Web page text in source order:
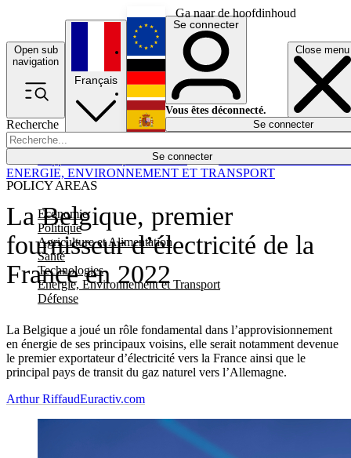
Ga naar de hoofdinhoud
Open sub
navigation
Close menu
Recherche
Se connecter
POLICY AREAS
Economie
Politique
Agriculture et Alimentation
Santé
Technologies
Energie, Environnement et Transport
Défense
Économie
Français
English
Deutsch
Español
Se connecter
Vous êtes déconnecté.
Se connecter
La Belgique, premier
fournisseur d’électricité de la
France en 2022
La Belgique a joué un rôle fondamental dans l’approvisionnement
en énergie de ses principaux voisins, elle serait notamment devenue
le premier exportateur d’électricité vers la France ainsi que le
principal pays de transit du gaz naturel vers l’Allemagne.
ENERGIE, ENVIRONNEMENT ET TRANSPORT
Arthur RiffaudEuractiv.com